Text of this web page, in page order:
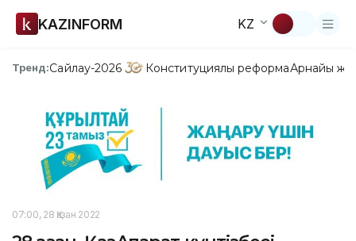
KAZINFORM KZ
Тренд:Сайлау-2026 Конституциялық реформаАрнайы
07:00, 28 Қазан 2022